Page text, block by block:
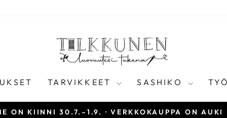
TILKKUNEN
TARVIKKEET SASHIKO
ON KIINNI 30.7.–1.9. · VERKKOKAUPPA ON